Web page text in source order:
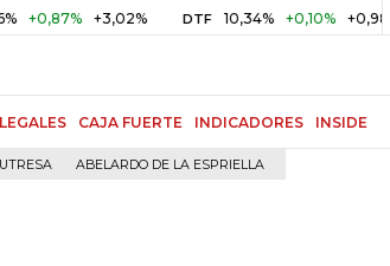
+3,02% DTF 10,34% +0,10% +0,98%
CAJA FUERTE INDICADORES INSIDE
ABELARDO DE LA ESPRIELLA